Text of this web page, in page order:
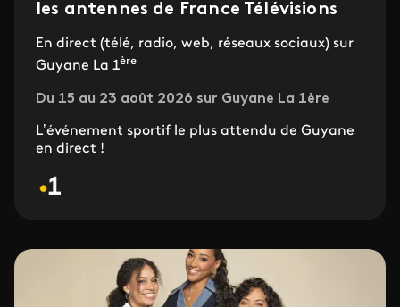
les antennes de France Télévisions
En direct (télé, radio, web, réseaux sociaux) sur
Guyane La 1ère
Du 15 au 23 août 2026 sur Guyane La 1ère
L’événement sportif le plus attendu de Guyane
en direct !